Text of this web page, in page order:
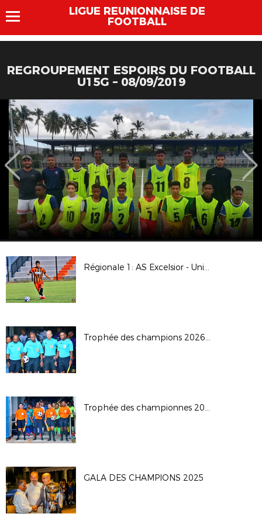
LIGUE REUNIONNAISE DE
FOOTBALL
REGROUPEMENT ESPOIRS DU FOOTBALL
U15G – 08/09/2019
Régionale 1: AS Excelsior - Union Sporting Bénédictine
Trophée des champions 2026: JS Saint Pierroise - AS Jeanne D'Arc
Trophée des championnes 2026
GALA DES CHAMPIONS 2025